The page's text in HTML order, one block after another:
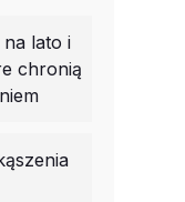
lato i
chronią